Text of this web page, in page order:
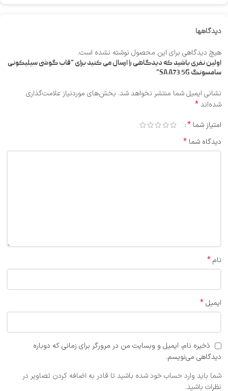
دیدگاهها
هیچ دیدگاهی برای این محصول نوشته نشده است.
اولین نفری باشید که دیدگاهی را ارسال می کنید برای “قاب گوشی سیلیکونی
سامسونگ SA A73 5G”
نشانی ایمیل شما منتشر نخواهد شد. بخش‌های موردنیاز علامت‌گذاری
شده‌اند*
امتیاز شما *
دیدگاه شما *
نام*
ایمیل*
ذخیره نام، ایمیل و وبسایت من در مرورگر برای زمانی که دوباره
دیدگاهی می‌نویسم.
شما باید وارد حساب خود شده باشید تا قادر به اضافه کردن تصاویر در
نظرات باشید.